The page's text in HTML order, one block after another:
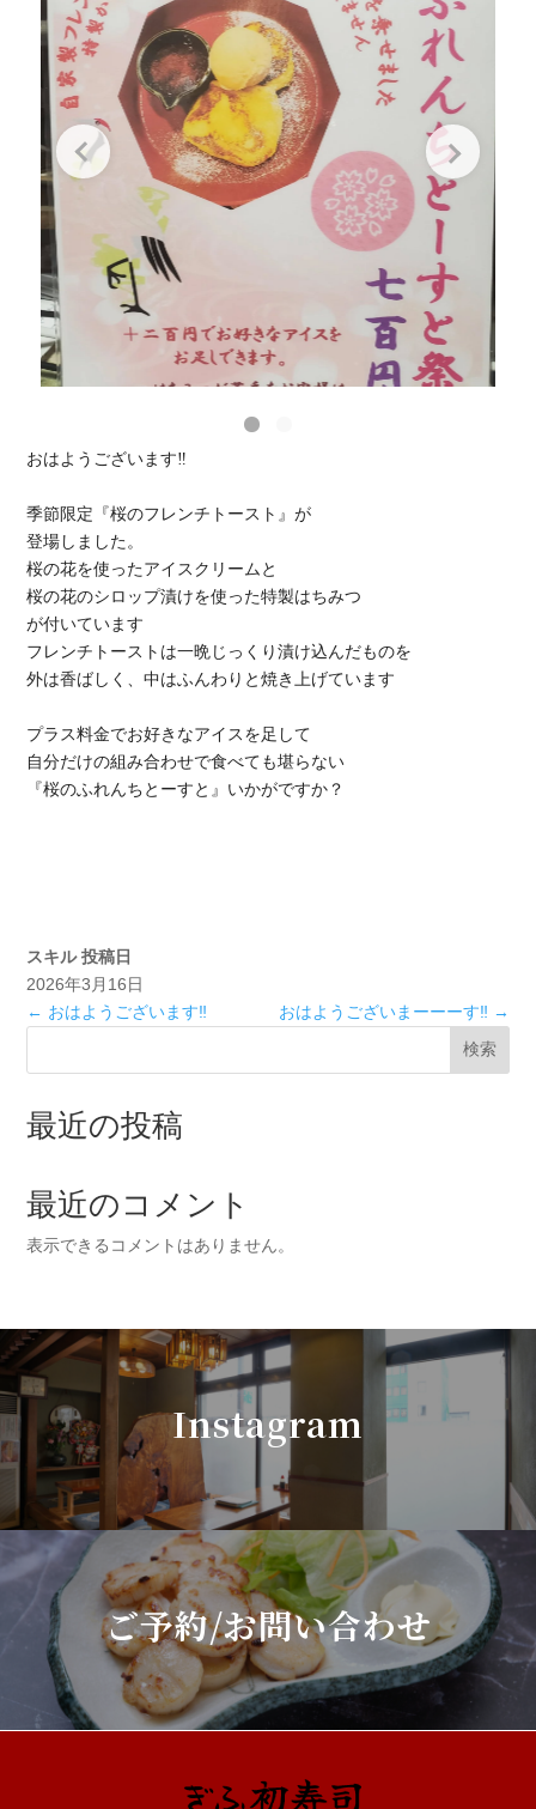
おはようございます‼️
季節限定『桜のフレンチトースト』が
登場しました。
桜の花を使ったアイスクリームと
桜の花のシロップ漬けを使った特製はちみつ
が付いています
フレンチトーストは一晩じっくり漬け込んだものを
外は香ばしく、中はふんわりと焼き上げています
プラス料金でお好きなアイスを足して
自分だけの組み合わせで食べても堪らない
『桜のふれんちとーすと』いかがですか？
スキル 投稿日
2026年3月16日
← おはようございます‼️ おはようございまーーーす‼️ →
検索
最近の投稿
最近のコメント
表示できるコメントはありません。
Instagram
ご予約/お問い合わせ